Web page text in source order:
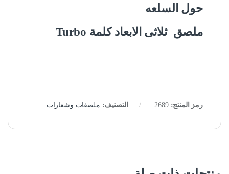
حول السلعه
ملصق ثلاثى الابعاد كلمة Turbo
رمز المنتج:2689 التصنيف: ملصقات وشعارات